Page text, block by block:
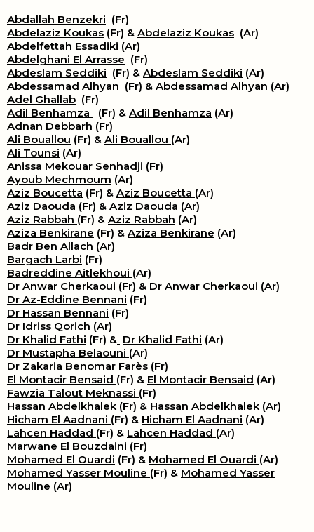
Abdallah Benzekri (Fr)
Abdelaziz Koukas (Fr) & Abdelaziz Koukas (Ar)
Abdelfettah Essadiki (Ar)
Abdelghani El Arrasse (Fr)
Abdeslam Seddiki (Fr) & Abdeslam Seddiki (Ar)
Abdessamad Alhyan (Fr) & Abdessamad Alhyan (Ar)
Adel Ghallab (Fr)
Adil Benhamza
(Fr) & Adil Benhamza (Ar)
Adnan Debbarh (Fr)
Ali Bouallou (Fr) & Ali Bouallou (Ar)
Ali Tounsi (Ar)
Anissa Mekouar Senhadji (Fr)
Ayoub Mechmoum (Ar)
Aziz Boucetta (Fr) & Aziz Boucetta (Ar)
Aziz Daouda (Fr) & Aziz Daouda (Ar)
Aziz Rabbah (Fr) & Aziz Rabbah (Ar)
Aziza Benkirane (Fr) & Aziza Benkirane (Ar)
Badr Ben Allach (Ar)
Bargach Larbi (Fr)
Badreddine Aitlekhoui (Ar)
Dr Anwar Cherkaoui (Fr) & Dr Anwar Cherkaoui (Ar)
Dr Az-Eddine Bennani (Fr)
Dr Hassan Bennani (Fr)
Dr Idriss Qorich (Ar)
Dr Khalid Fathi (Fr) & Dr Khalid Fathi (Ar)
Dr Mustapha Belaouni (Ar)
Dr Zakaria Benomar Farès (Fr)
El Montacir Bensaid (Fr) & El Montacir Bensaid (Ar)
Fawzia Talout Meknassi (Fr)
Hassan Abdelkhalek (Fr) & Hassan Abdelkhalek (Ar)
Hicham El Aadnani (Fr) & Hicham El Aadnani (Ar)
Lahcen Haddad (Fr) & Lahcen Haddad (Ar)
Marwane El Bouzdaini (Fr)
Mohamed El Ouardi (Fr) & Mohamed El Ouardi (Ar)
Mohamed Yasser Mouline (Fr) & Mohamed Yasser
Mouline (Ar)